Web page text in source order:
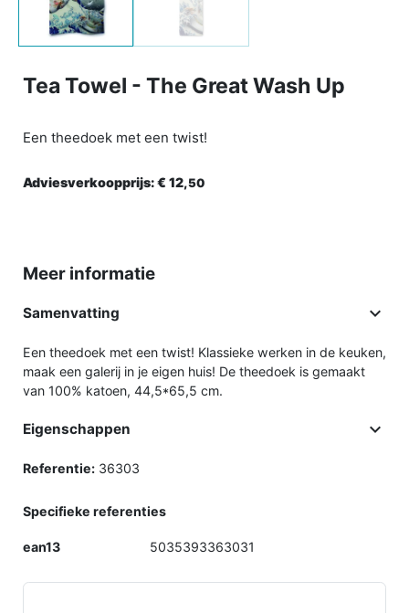
Tea Towel - The Great Wash Up
Een theedoek met een twist!
Adviesverkoopprijs:€ 12,50
Meer informatie
Samenvatting 
Een theedoek met een twist! Klassieke werken in de keuken,
maak een galerij in je eigen huis! De theedoek is gemaakt
van 100% katoen, 44,5*65,5 cm.
Eigenschappen 
Referentie: 36303
Specifieke referenties
ean13 5035393363031